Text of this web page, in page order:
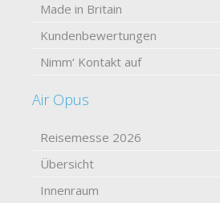
Made in Britain
Kundenbewertungen
Nimm‘ Kontakt auf
Air Opus
Reisemesse 2026
Übersicht
Innenraum